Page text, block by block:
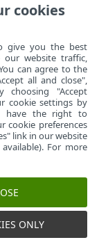
Advanced
cookies
give you the best
our website traffic,
can agree to the
all and close",
choosing "Accept
cookie settings by
have the right to
cookie preferences
link in our website
For more
ONLY